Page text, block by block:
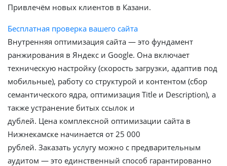
Привлечём новых клиентов в Казани.
Бесплатная проверка вашего сайта
Внутренняя оптимизация сайта — это фундамент
ранжирования в Яндекс и Google. Она включает
техническую настройку (скорость загрузки, адаптив под
мобильные), работу со структурой и контентом (сбор
семантического ядра, оптимизация Title и Description), а
также устранение битых ссылок и
дублей. Цена комплексной оптимизации сайта в
Нижнекамске начинается от 25 000
рублей. Заказать услугу можно с предварительным
аудитом — это единственный способ гарантированно